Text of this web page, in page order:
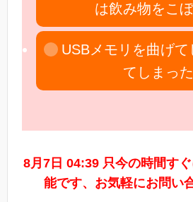
は飲み物をこぼ
USBメモリを曲げ
てしまった
8月7日 04:39 只今の時間す
能です、お気軽にお問い